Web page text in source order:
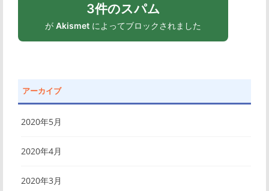
3件のスパム
が Akismet によってブロックされました
アーカイブ
2020年5月
2020年4月
2020年3月